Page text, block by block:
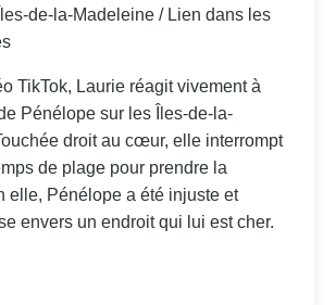
de-la-Madeleine / Lien dans les
TikTok, Laurie réagit vivement à
Pénélope sur les Îles-de-la-
droit au cœur, elle interrompt
de plage pour prendre la
elle, Pénélope a été injuste et
envers un endroit qui lui est cher.